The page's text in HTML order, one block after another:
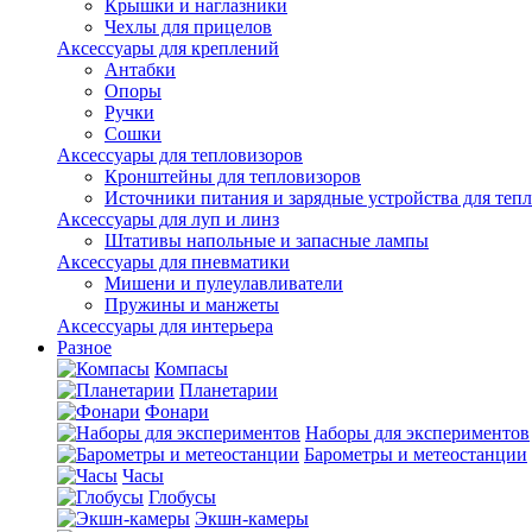
Крышки и наглазники
Чехлы для прицелов
Аксессуары для креплений
Антабки
Опоры
Ручки
Сошки
Аксессуары для тепловизоров
Кронштейны для тепловизоров
Источники питания и зарядные устройства для
Аксессуары для луп и линз
Штативы напольные и запасные лампы
Аксессуары для пневматики
Мишени и пулеулавливатели
Пружины и манжеты
Аксессуары для интерьера
Разное
Компасы
Планетарии
Фонари
Наборы для экспериментов
Барометры и метеостанции
Часы
Глобусы
Экшн-камеры